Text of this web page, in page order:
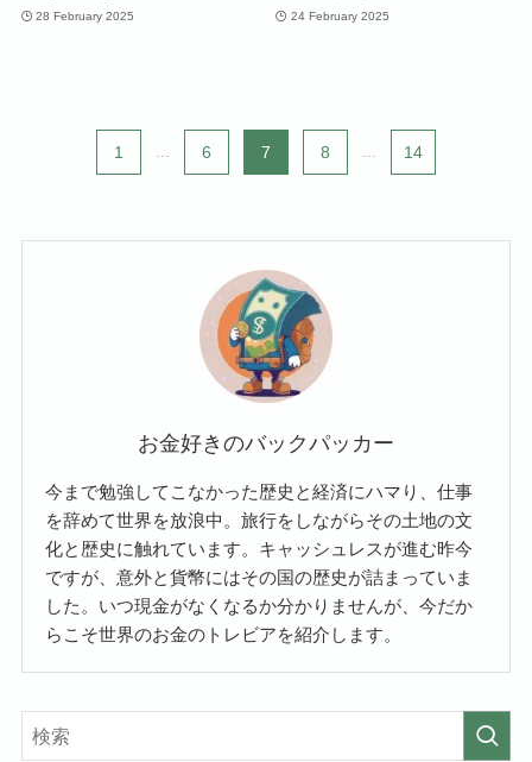
28 February 2025 24 February 2025
1 ... 6 7 8 ... 14
お金好きのバックパッカー
今まで勉強してこなかった歴史と経済にハマり、仕事
を辞めて世界を放浪中。旅行をしながらその土地の文
化と歴史に触れています。キャッシュレスが進む昨今
ですが、意外と貨幣にはその国の歴史が詰まっていま
した。いつ現金がなくなるか分かりませんが、今だか
らこそ世界のお金のトレビアを紹介します。